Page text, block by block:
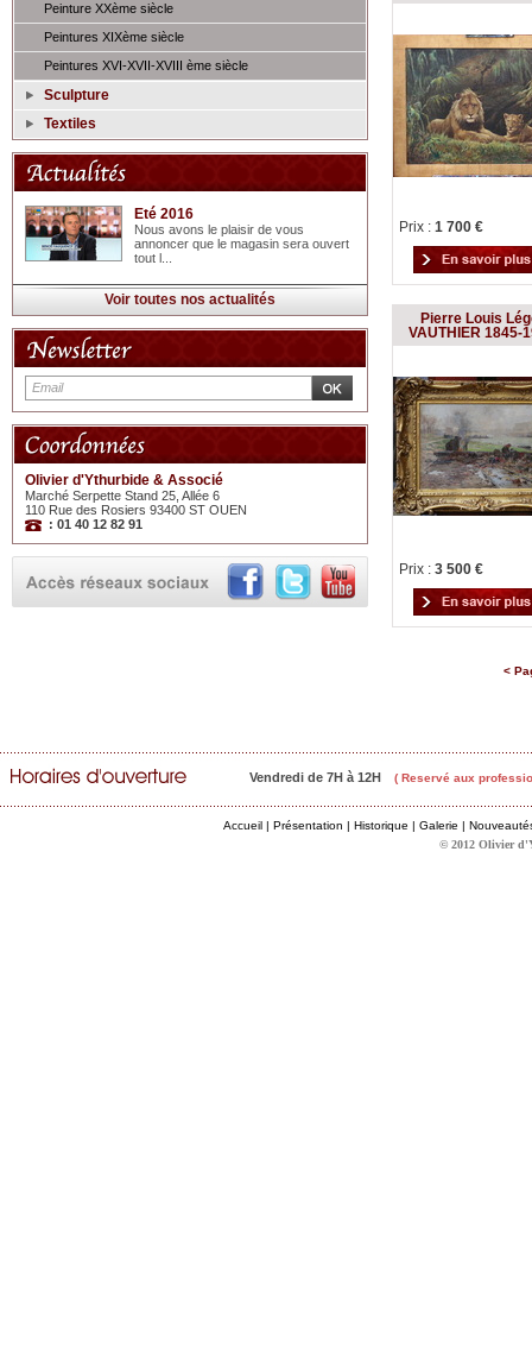
Peinture XXème siècle
Peintures XIXème siècle
Peintures XVI-XVII-XVIII ème siècle
Sculpture
Textiles
Eté 2016
Nous avons le plaisir de vous
annoncer que le magasin sera ouvert
tout l...
Voir toutes nos actualités
Olivier d'Ythurbide & Associé
Marché Serpette Stand 25, Allée 6
110 Rue des Rosiers 93400 ST OUEN
: 01 40 12 82 91
Prix : 1 700 €
Pierre Louis
VAUTHIER 1845-
Prix : 3 500 €
<
Vendredi de 7H à 12H ( Reservé aux
Accueil | Présentation | Historique | Galerie |
© 2012 Olivier